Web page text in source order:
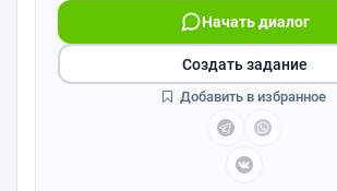
Начать диалог
Создать задание
Добавить в избранное